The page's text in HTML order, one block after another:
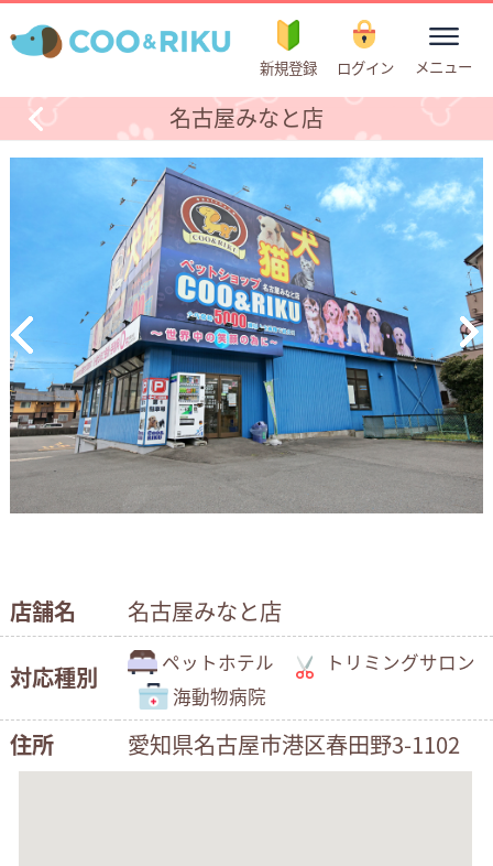
新規登録 ログイン
toggle
メニュー
名古屋みなと店
店舗名 名古屋みなと店
対応種別 ペットホテル
トリミングサロン
海動物病院
住所 愛知県名古屋市港区春田野3-1102